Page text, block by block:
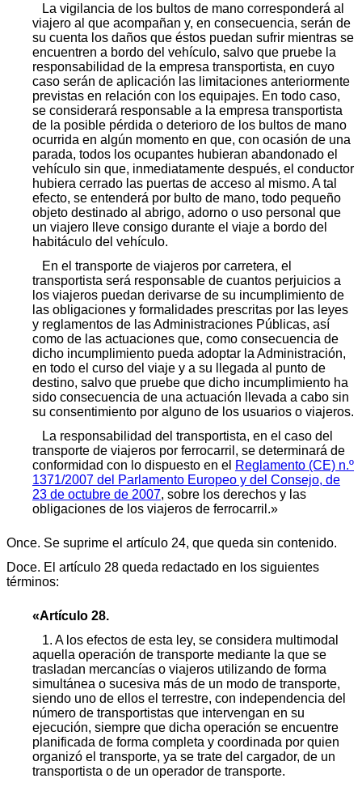
La vigilancia de los bultos de mano corresponderá al
viajero al que acompañan y, en consecuencia, serán de
su cuenta los daños que éstos puedan sufrir mientras se
encuentren a bordo del vehículo, salvo que pruebe la
responsabilidad de la empresa transportista, en cuyo
caso serán de aplicación las limitaciones anteriormente
previstas en relación con los equipajes. En todo caso,
se considerará responsable a la empresa transportista
de la posible pérdida o deterioro de los bultos de mano
ocurrida en algún momento en que, con ocasión de una
parada, todos los ocupantes hubieran abandonado el
vehículo sin que, inmediatamente después, el conductor
hubiera cerrado las puertas de acceso al mismo. A tal
efecto, se entenderá por bulto de mano, todo pequeño
objeto destinado al abrigo, adorno o uso personal que
un viajero lleve consigo durante el viaje a bordo del
habitáculo del vehículo.
En el transporte de viajeros por carretera, el
transportista será responsable de cuantos perjuicios a
los viajeros puedan derivarse de su incumplimiento de
las obligaciones y formalidades prescritas por las leyes
y reglamentos de las Administraciones Públicas, así
como de las actuaciones que, como consecuencia de
dicho incumplimiento pueda adoptar la Administración,
en todo el curso del viaje y a su llegada al punto de
destino, salvo que pruebe que dicho incumplimiento ha
sido consecuencia de una actuación llevada a cabo sin
su consentimiento por alguno de los usuarios o viajeros.
La responsabilidad del transportista, en el caso del
transporte de viajeros por ferrocarril, se determinará de
conformidad con lo dispuesto en el Reglamento (CE) n.º
1371/2007 del Parlamento Europeo y del Consejo, de
23 de octubre de 2007, sobre los derechos y las
obligaciones de los viajeros de ferrocarril.»
Once. Se suprime el artículo 24, que queda sin contenido.
Doce. El artículo 28 queda redactado en los siguientes
términos:
«Artículo 28.
1. A los efectos de esta ley, se considera multimodal
aquella operación de transporte mediante la que se
trasladan mercancías o viajeros utilizando de forma
simultánea o sucesiva más de un modo de transporte,
siendo uno de ellos el terrestre, con independencia del
número de transportistas que intervengan en su
ejecución, siempre que dicha operación se encuentre
planificada de forma completa y coordinada por quien
organizó el transporte, ya se trate del cargador, de un
transportista o de un operador de transporte.